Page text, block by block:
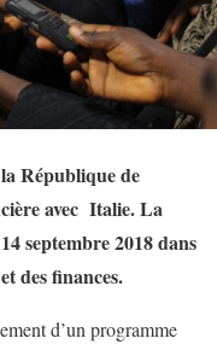
République de
avec Italie. La
septembre 2018 dans
des finances.
d’un programme